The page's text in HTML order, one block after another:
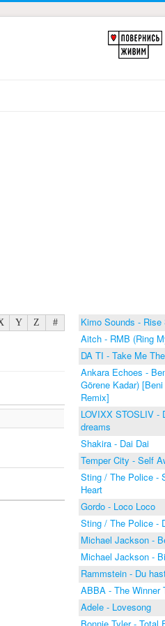
Y Z #
Kimo Sounds - Rise
Aitch - RMB (Ring
DA TI - Take Me
Ankara Echoes -
Görene Kadar)
Remix]
LOVIXX STOSLIV -
dreams
Shakira - Dai Dai
Temper City - Self
Sting / The Police -
Heart
Gordo - Loco Loco
Sting / The Police -
Michael Jackson -
Michael Jackson -
Rammstein - Du
ABBA - The Winner
Adele - Lovesong